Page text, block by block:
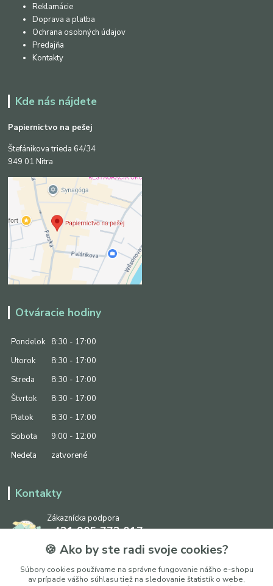
Reklamácie
Doprava a platba
Ochrana osobných údajov
Predajňa
Kontakty
Kde nás nájdete
Papiernictvo na pešej
Štefánikova trieda 64/34
949 01 Nitra
Otváracie hodiny
Pondelok
8:30 - 17:00
Utorok
8:30 - 17:00
Streda
8:30 - 17:00
Štvrtok
8:30 - 17:00
Piatok
8:30 - 17:00
Sobota
9:00 - 12:00
Nedeľa
zatvorené
Kontakty
Zákaznícka podpora
+421 905 773 017
(Po-Pia, 8:30 - 17:00, So: 9:00 - 12:00)
info@ipapier.sk
🍪 Ako by ste radi svoje cookies?
Súbory cookies používame na správne fungovanie nášho e-shopu
av prípade vášho súhlasu tiež na sledovanie štatistík o webe,